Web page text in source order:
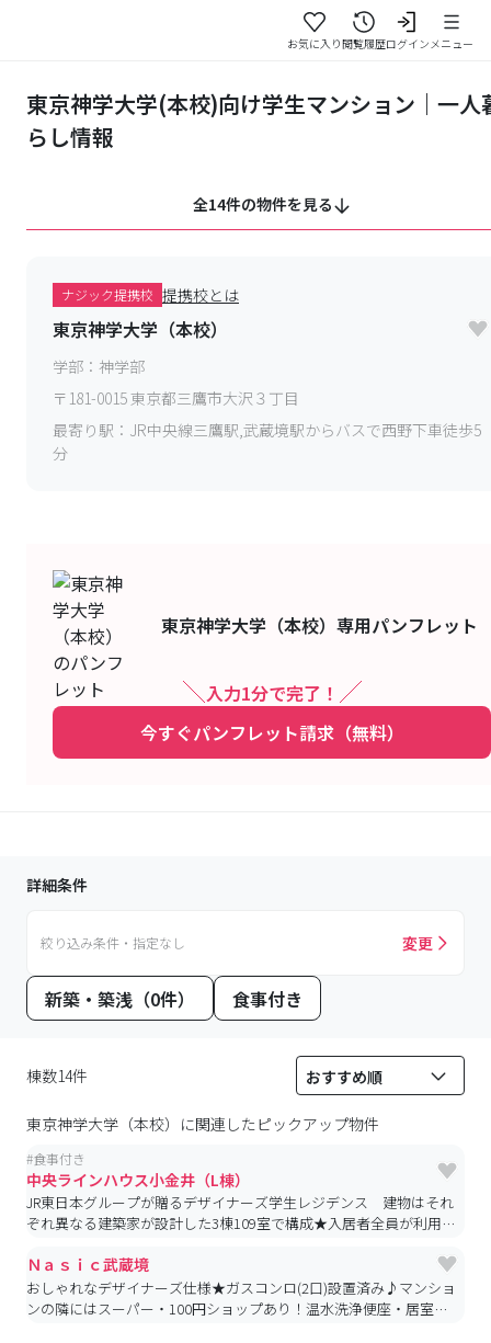
お気に入り閲覧履歴ログインメニュー
東京神学大学(本校)向け学生マンション｜一人
らし情報
全14件の物件を見る
ナジック提携校 提携校とは
東京神学大学（本校）
学部： 神学部
〒 181-0015東京都三鷹市大沢３丁目
最寄り駅： JR中央線三鷹駅,武蔵境駅からバスで西野下車徒歩5
分
東京神学大学（本校） 専用パンフレット
入力1分で完了！
今すぐパンフレット請求（無料）
詳細条件
絞り込み条件・指定なし 変更
新築・築浅（0件） 食事付き
棟数14件
東京神学大学（本校） に関連したピックアップ物件
#食事付き
中央ラインハウス小金井（L棟）
JR東日本グループが贈るデザイナーズ学生レジデンス 建物はそれ
ぞれ異なる建築家が設計した3棟109室で構成★入居者全員が利用で
Ｎａｓｉｃ武蔵境
おしゃれなデザイナーズ仕様★ガスコンロ(2口)設置済み♪マンショ
ンの隣にはスーパー・100円ショップあり！温水洗浄便座・居室照